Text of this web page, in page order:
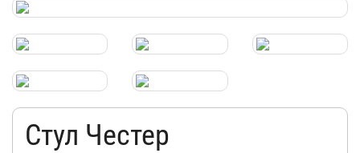
ДОСТАВКА
КАБИНЕТ
Стул Честер